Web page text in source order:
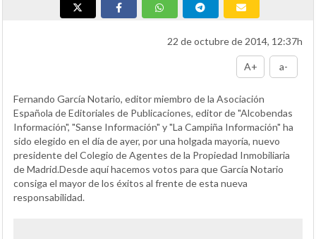
22 de octubre de 2014, 12:37h
A+ a-
Fernando García Notario, editor miembro de la Asociación
Española de Editoriales de Publicaciones, editor de "Alcobendas
Información", "Sanse Información" y "La Campiña Información" ha
sido elegido en el día de ayer, por una holgada mayoría, nuevo
presidente del Colegio de Agentes de la Propiedad Inmobiliaria
de Madrid.Desde aquí hacemos votos para que García Notario
consiga el mayor de los éxitos al frente de esta nueva
responsabilidad.